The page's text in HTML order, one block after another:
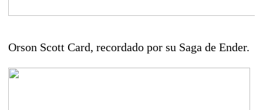
Orson Scott Card, recordado por su Saga de Ender.